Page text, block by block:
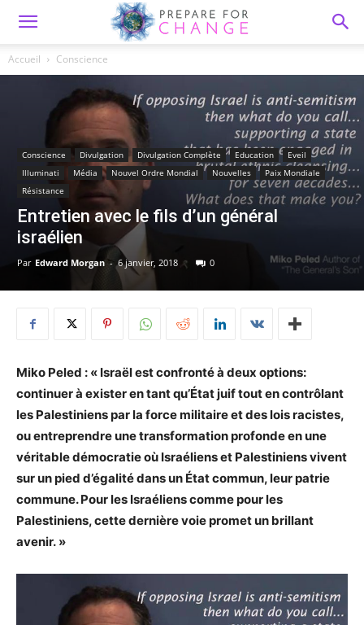
Accueil Conscience
Conscience Divulgation Divulgation Complète Education
Eveil
Illuminati
Média Nouvel Ordre Mondial Nouvelles
Paix Mondiale
Résistance
Entretien avec le fils d’un général
israélien
Par Edward Morgan - 6 janvier, 2018 0
Miko Peled : « Israël est confronté à deux options:
continuer à exister en tant qu’État juif tout en contrôlant
les Palestiniens par la force militaire et des lois racistes,
ou entreprendre une transformation profonde en une
véritable démocratie où Israéliens et Palestiniens vivent
sur un pied d’égalité dans un État commun, leur patrie
commune. Pour les Israéliens comme pour les
Palestiniens, cette dernière voie promet un brillant
avenir. »